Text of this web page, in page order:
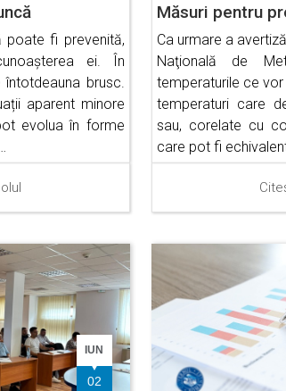
poate fi prevenită,
ei. În
brusc.
aparent minore
evolua în forme
Măsuri pentru
Ca urmare a
Naţională de
temperaturile ce
temperaturi care
sau, corelate cu
care pot fi
IUN
02